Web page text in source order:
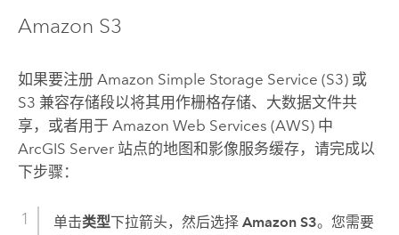
Amazon S3
如果要注册 Amazon Simple Storage Service (S3)或
S3 兼容存储段以将其用作栅格存储、大数据文件共
享，或者用于 Amazon Web Services (AWS)中
ArcGIS Server站点的地图和影像服务缓存，请完成以
下步骤：
单击类型下拉箭头，然后选择 Amazon S3。您需要